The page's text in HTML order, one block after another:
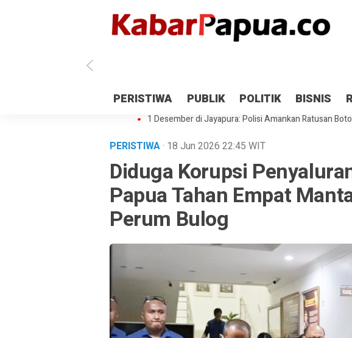
PERISTIWA PUBLIK POLITIK BISNIS
Antisipasi 1 Desember, TNI Polri Patroli 2×24 jam di
Gedung Perpustakaan SMPN 5 Sentani Terbakar
1 Desember di Jayapura: Polisi Amankan Ratusan
PERISTIWA· 18 Jun 2026 22:45 WIT
Diduga Korupsi
Papua Tahan Empat
Perum Bulog